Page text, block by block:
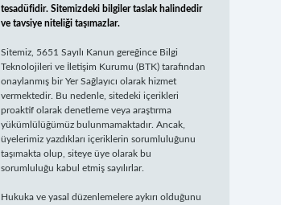
tesadüfidir. Sitemizdeki bilgiler taslak halindedir
ve tavsiye niteliği taşımazlar.
Sitemiz, 5651 Sayılı Kanun gereğince Bilgi
Teknolojileri ve İletişim Kurumu (BTK) tarafından
onaylanmış bir Yer Sağlayıcı olarak hizmet
vermektedir. Bu nedenle, sitedeki içerikleri
proaktif olarak denetleme veya araştırma
yükümlülüğümüz bulunmamaktadır. Ancak,
üyelerimiz yazdıkları içeriklerin sorumluluğunu
taşımakta olup, siteye üye olarak bu
sorumluluğu kabul etmiş sayılırlar.
Hukuka ve yasal düzenlemelere aykırı olduğunu